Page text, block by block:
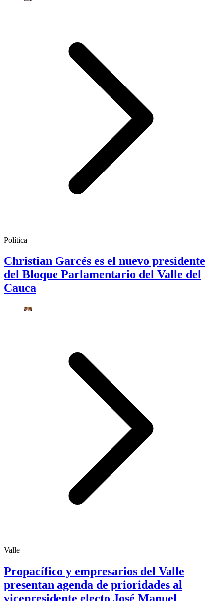
Política
Christian Garcés es el nuevo presidente
del Bloque Parlamentario del Valle del
Cauca
Valle
Propacífico y empresarios del Valle
presentan agenda de prioridades al
vicepresidente electo José Manuel